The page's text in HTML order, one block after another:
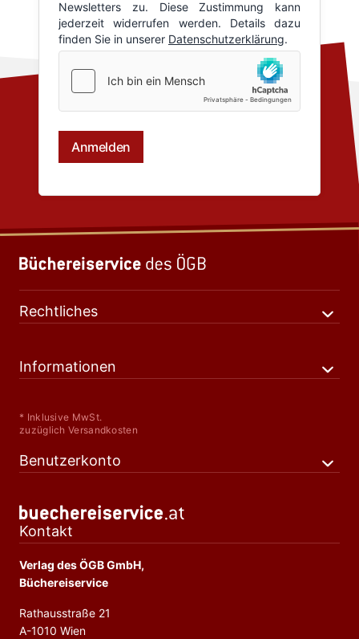
Rechtliches
Informationen
* Inklusive MwSt.
zuzüglich Versandkosten
Benutzerkonto
Kontakt
Verlag des ÖGB GmbH,
Büchereiservice
Rathausstraße 21
A-1010 Wien